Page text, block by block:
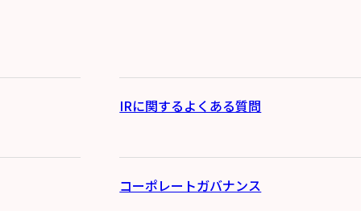
IRに関するよくある質問
コーポレートガバナンス